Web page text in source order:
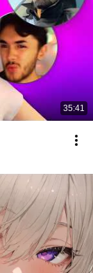
35:41